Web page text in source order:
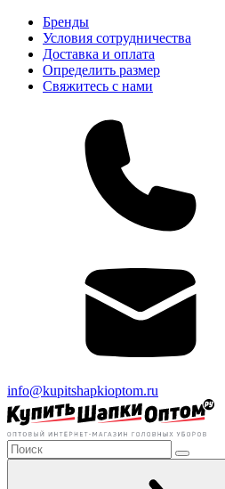
Бренды
Условия сотрудничества
Доставка и оплата
Определить размер
Свяжитесь с нами
info@kupitshapkioptom.ru